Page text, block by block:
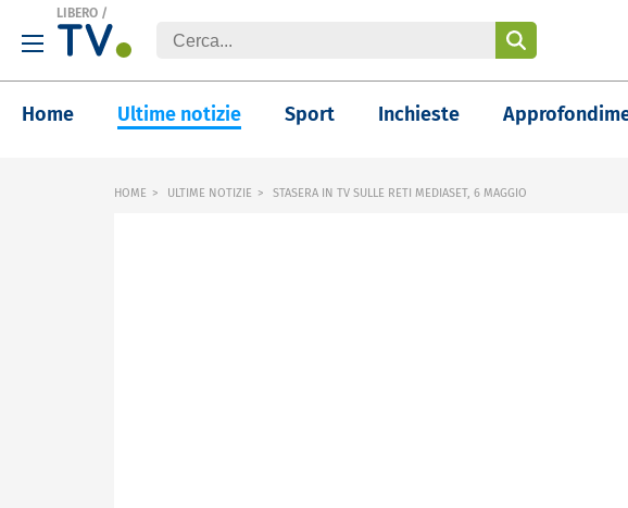
LIBERO /
Home Ultime notizie Sport Inchieste
HOME ULTIME NOTIZIE STASERA IN TV SULLE RETI MEDIASET, 6 MAGGIO